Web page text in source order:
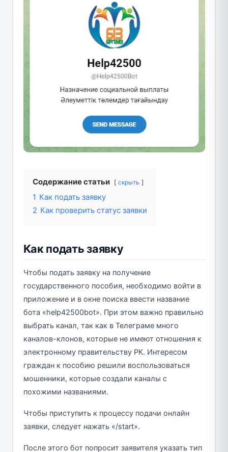
Содержание статьи скрыть
1 Как подать заявку
2 Как проверить статус заявки
Как подать заявку
Чтобы подать заявку на получение
государственного пособия, необходимо войти в
приложение и в окне поиска ввести название
бота «help42500bot». При этом важно правильно
выбрать канал, так как в Телеграме много
каналов-клонов, которые не имеют отношения к
электронному правительству РК. Интересом
граждан к пособию решили воспользоваться
мошенники, которые создали каналы с
похожими названиями.
Чтобы приступить к процессу подачи онлайн
заявки, следует нажать «/start».
После этого бот попросит заявителя указать тип